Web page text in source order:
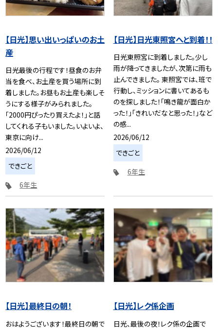
【日光】思い出いっぱいのお土
産
日光最後の行程です！昼食のお弁
当を食べ、お土産を買う場所に到
着しました。お昼もお土産も楽しそ
うにする様子がみられました。
「2000円ぴったり買えたよ！」と話
してくれる子もいました。いよいよ、
東京に向け...
2026/06/12
できごと
6年生
【日光】日光東照宮へと到着！！
日光東照宮に到着しました。少し
雨が降ってきましたが、次第に雨も
止んできました。 東照宮では、班で
行動し、ミッションに書いてあるも
のを探しました！「鳴き龍が面白か
った！」「きれいだなと思った！」など
の感...
2026/06/12
できごと
6年生
【日光】最終日の朝！
おはようございます！最終日の朝で
【日光】レク係企画
日光、最後の夜！レク係の企画で